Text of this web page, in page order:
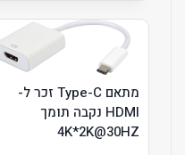
מתאם Type-C זכר ל-
HDMI נקבה תומך
4K*2K@30HZ